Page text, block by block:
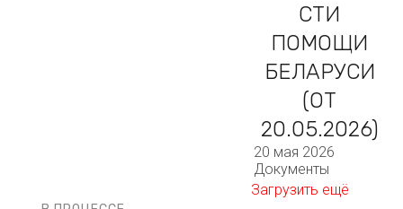
СТИ
ПОМОЩИ
БЕЛАРУСИ
(ОТ
20.05.2026)
20 мая 2026
Документы
Загрузить ещё